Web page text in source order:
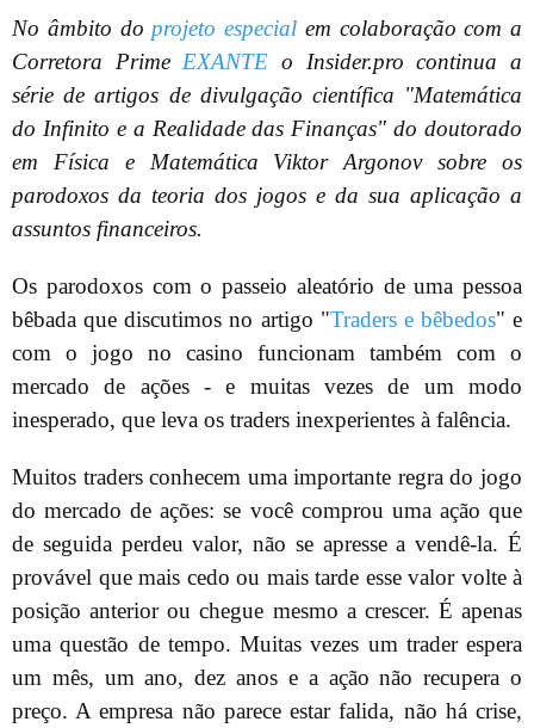
No âmbito do projeto especial em colaboração com a
Corretora Prime EXANTE o Insider.pro continua a
série de artigos de divulgação científica "Matemática
do Infinito e a Realidade das Finanças" do doutorado
em Física e Matemática Viktor Argonov sobre os
parodoxos da teoria dos jogos e da sua aplicação a
assuntos financeiros.
Os parodoxos com o passeio aleatório de uma pessoa
bêbada que discutimos no artigo "Traders e bêbedos" e
com o jogo no casino funcionam também com o
mercado de ações - e muitas vezes de um modo
inesperado, que leva os traders inexperientes à falência.
Muitos traders conhecem uma importante regra do jogo
do mercado de ações: se você comprou uma ação que
de seguida perdeu valor, não se apresse a vendê-la. É
provável que mais cedo ou mais tarde esse valor volte à
posição anterior ou chegue mesmo a crescer. É apenas
uma questão de tempo. Muitas vezes um trader espera
um mês, um ano, dez anos e a ação não recupera o
preço. A empresa não parece estar falida, não há crise,